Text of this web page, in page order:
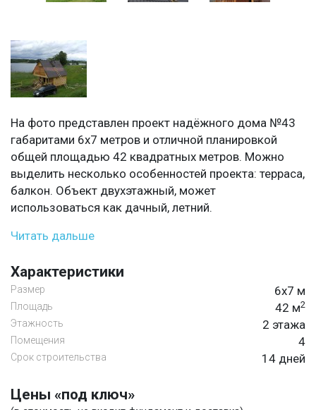
На фото представлен проект надёжного дома №43
габаритами 6х7 метров и отличной планировкой
общей площадью 42 квадратных метров. Можно
выделить несколько особенностей проекта: терраса,
балкон. Объект двухэтажный, может
использоваться как дачный, летний.
Читать дальше
Характеристики
Размер 6х7 м
Площадь 42 м2
Этажность 2 этажа
Помещения 4
Срок строительства 14 дней
Цены «под ключ»